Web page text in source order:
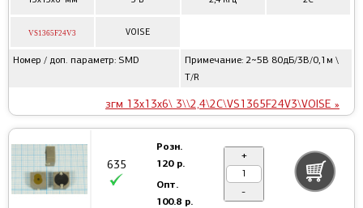
VS1365F24V3 VOISE
Номер / доп. параметр: SMD
Примечание: 2~5В 80дБ/3В/0,1м \
T/R
згм 13x13x6\ 3\\2,4\2C\VS1365F24V3\VOISE »
635
Розн.
120 р.
Опт.
100.8 р.
+
-